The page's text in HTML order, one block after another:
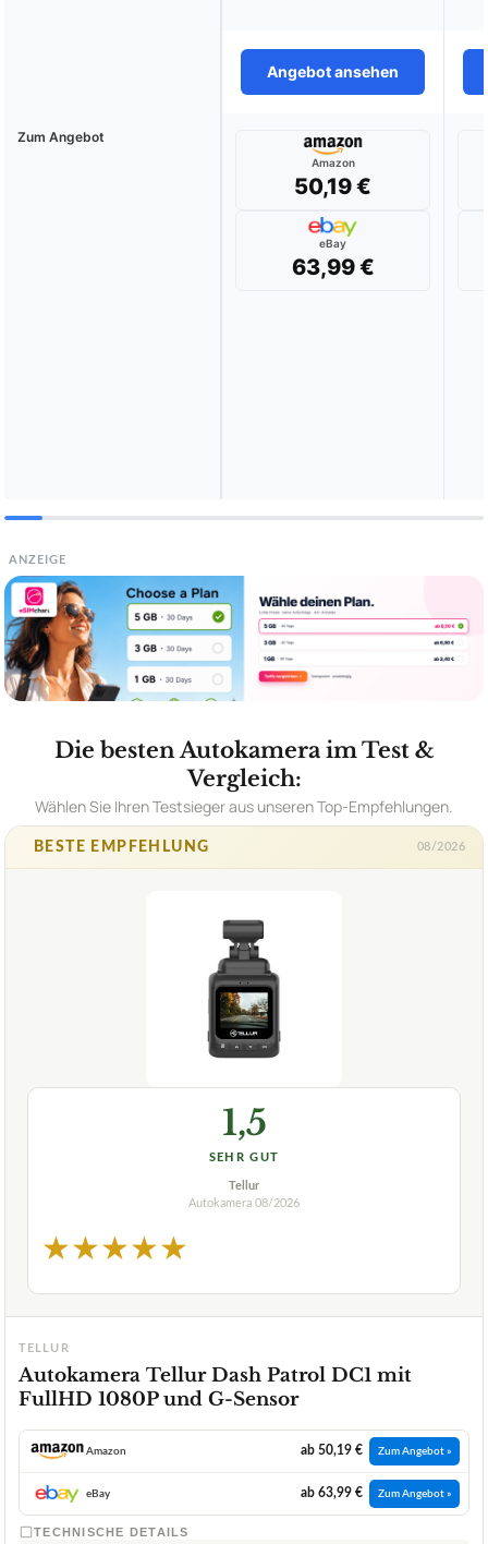
Angebot ansehen
Zum Angebot
Amazon
50,19 €
eBay
63,99 €
ANZEIGE
Die besten Autokamera im Test &
Vergleich:
Wählen Sie Ihren Testsieger aus unseren Top-Empfehlungen.
BESTE EMPFEHLUNG 08/2026
1,5
SEHR GUT
Tellur
Autokamera 08/2026
★★★★★
TELLUR
Autokamera Tellur Dash Patrol DC1 mit
FullHD 1080P und G-Sensor
Amazon ab 50,19 € Zum Angebot »
eBay ab 63,99 € Zum Angebot »
TECHNISCHE DETAILS